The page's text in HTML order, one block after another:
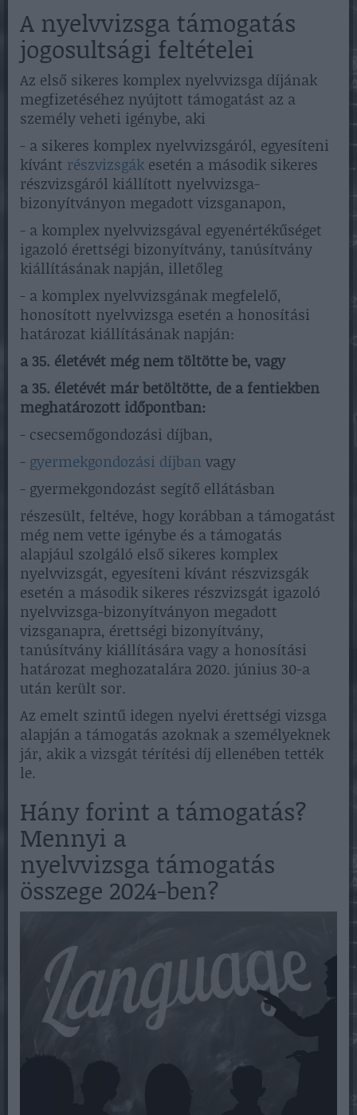
A nyelvvizsga támogatás
jogosultsági feltételei
Az első sikeres komplex nyelvvizsga díjának
megfizetéséhez nyújtott támogatást az a
személy veheti igénybe, aki
- a sikeres komplex nyelvvizsgáról, egyesíteni
kívánt részvizsgák esetén a második sikeres
részvizsgáról kiállított nyelvvizsga-
bizonyítványon megadott vizsganapon,
- a komplex nyelvvizsgával egyenértékűséget
igazoló érettségi bizonyítvány, tanúsítvány
kiállításának napján, illetőleg
- a komplex nyelvvizsgának megfelelő,
honosított nyelvvizsga esetén a honosítási
határozat kiállításának napján:
a 35. életévét még nem töltötte be, vagy
a 35. életévét már betöltötte, de a fentiekben
meghatározott időpontban:
- csecsemőgondozási díjban,
- gyermekgondozási díjban vagy
- gyermekgondozást segítő ellátásban
részesült, feltéve, hogy korábban a támogatást
még nem vette igénybe és a támogatás
alapjául szolgáló első sikeres komplex
nyelvvizsgát, egyesíteni kívánt részvizsgák
esetén a második sikeres részvizsgát igazoló
nyelvvizsga-bizonyítványon megadott
vizsganapra, érettségi bizonyítvány,
tanúsítvány kiállítására vagy a honosítási
határozat meghozatalára 2020. június 30-a
után került sor.
Az emelt szintű idegen nyelvi érettségi vizsga
alapján a támogatás azoknak a személyeknek
jár, akik a vizsgát térítési díj ellenében tették
le.
Hány forint a támogatás?
Mennyi a
nyelvvizsga támogatás
összege 2024-ben?